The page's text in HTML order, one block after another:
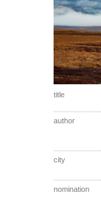
title
author
city
nomination